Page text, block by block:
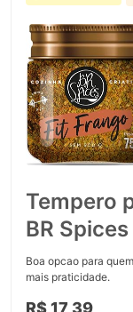
Tempero
BR
Boa opcao para
mais praticidade.
R$ 17,39